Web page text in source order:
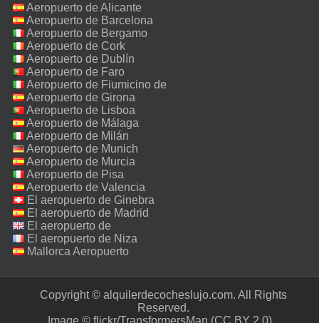
Aeropuerto de Alicante
Aeropuerto de Barcelona
Aeropuerto de Bergamo
Aeropuerto de Cork
Aeropuerto de Dublín
Aeropuerto de Faro
Aeropuerto de Fiumicino de
Roma
Aeropuerto de Girona
Aeropuerto de Lisboa
Aeropuerto de Málaga
Aeropuerto de Milán
Malpensa
Aeropuerto de Munich
Aeropuerto de Murcia
Aeropuerto de Pisa
Aeropuerto de Valencia
El aeropuerto de Ginebra
El aeropuerto de Madrid
El aeropuerto de
Manchester
El aeropuerto de Niza
Mallorca Aeropuerto
Copyright © alquilerdecocheslujo.com. All Rights
Reserved.‎
Image © flickr/TransformersMan (CC BY 2.0)‎